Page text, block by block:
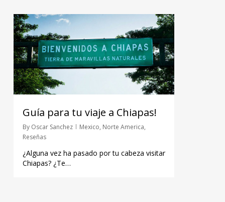
Guía para tu viaje a Chiapas!
By Oscar Sanchez Mexico, Norte America,
Reseñas
¿Alguna vez ha pasado por tu cabeza visitar
Chiapas? ¿Te…